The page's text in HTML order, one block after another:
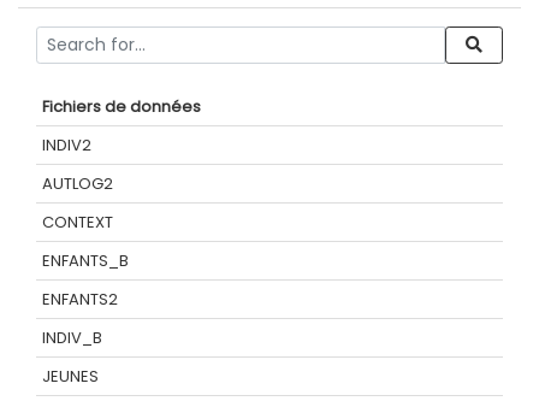
Fichiers de données
INDIV2
AUTLOG2
CONTEXT
ENFANTS_B
ENFANTS2
INDIV_B
JEUNES